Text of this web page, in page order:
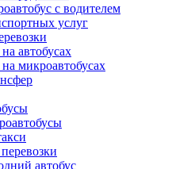
с водителем
услуг
автобусах
микроавтобусах
автобус